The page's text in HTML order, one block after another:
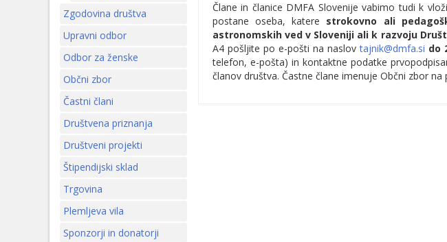
Zgodovina društva
Upravni odbor
Odbor za ženske
Občni zbor
Častni člani
Društvena priznanja
Društveni projekti
Štipendijski sklad
Trgovina
Plemljeva vila
Sponzorji in donatorji
Člane in članice DMFA Slovenije vabimo tudi k
postane oseba, katere strokovno ali
astronomskih ved v Sloveniji ali k razvoju
A4 pošljite po e-pošti na naslovtajnik@dmfa.si do
telefon, e-pošta) in kontaktne podatke
članov društva. Častne člane imenuje Občni zbor